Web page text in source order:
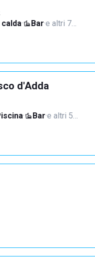
· Bar·e altri 7…
d'Adda
· Bar·e altri 5…